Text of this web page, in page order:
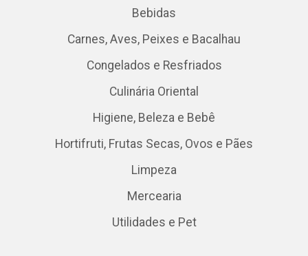
Bebidas
Carnes, Aves, Peixes e Bacalhau
Congelados e Resfriados
Culinária Oriental
Higiene, Beleza e Bebê
Hortifruti, Frutas Secas, Ovos e Pães
Limpeza
Mercearia
Utilidades e Pet